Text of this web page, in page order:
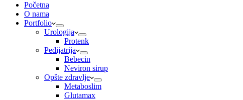
Početna
O nama
Portfolio
Urologija
Protenk
Pedijatrija
Bebecin
Neviron sirup
Opšte zdravlje
Metaboslim
Glutamax